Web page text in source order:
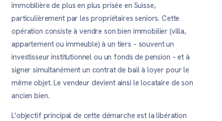
immobilière de plus en plus prisée en Suisse,
particulièrement par les propriétaires seniors. Cette
opération consiste à vendre son bien immobilier (villa,
appartement ou immeuble) à un tiers – souvent un
investisseur institutionnel ou un fonds de pension – et à
signer simultanément un contrat de bail à loyer pour le
même objet. Le vendeur devient ainsi le locataire de son
ancien bien.
L’objectif principal de cette démarche est la libération